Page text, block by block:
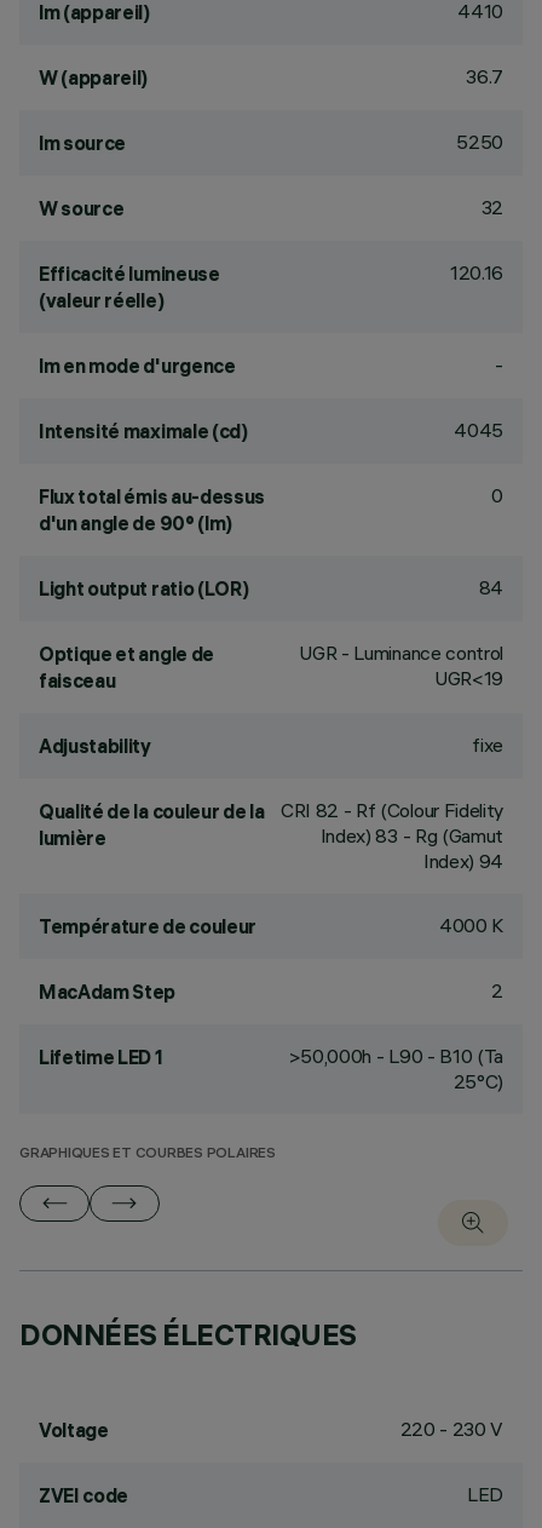
lm (appareil) 4410
W (appareil) 36.7
lm source 5250
W source 32
Efficacité lumineuse
(valeur réelle)
120.16
lm en mode d'urgence -
Intensité maximale (cd) 4045
Flux total émis au-dessus
d'un angle de 90° (lm)
0
Light output ratio (LOR) 84
Optique et angle de
faisceau
UGR - Luminance control
UGR<19
Adjustability fixe
Qualité de la couleur de la
lumière
CRI 82 - Rf (Colour Fidelity
Index) 83 - Rg (Gamut
Index) 94
Température de couleur 4000 K
MacAdam Step 2
Lifetime LED 1
>50,000h - L90 - B10 (Ta
25°C)
GRAPHIQUES ET COURBES POLAIRES
DONNÉES ÉLECTRIQUES
Voltage 220 - 230 V
ZVEI code LED